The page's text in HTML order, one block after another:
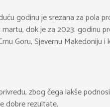
godinu je srezana za pola
dok je za 2023. godinu
Goru, Sjevernu Makedoniju i
zbog čega lakše